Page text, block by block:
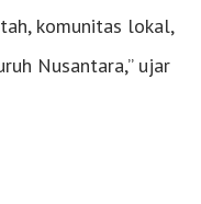
komunitas lokal,
Nusantara,” ujar